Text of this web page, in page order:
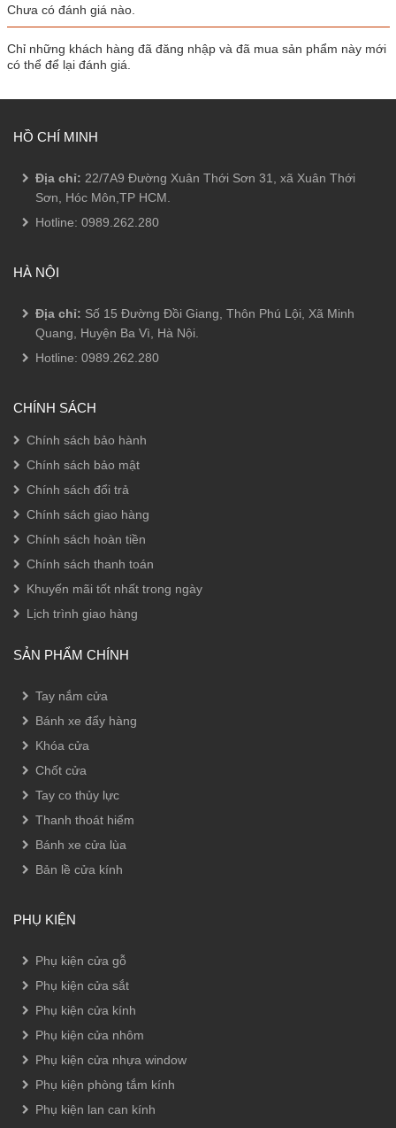
Chưa có đánh giá nào.
Chỉ những khách hàng đã đăng nhập và đã mua sản phẩm này mới
có thể để lại đánh giá.
HỒ CHÍ MINH
Địa chỉ: 22/7A9 Đường Xuân Thới Sơn 31, xã Xuân Thới
Sơn, Hóc Môn,TP HCM.
Hotline: 0989.262.280
HÀ NỘI
Địa chỉ: Số 15 Đường Đồi Giang, Thôn Phú Lội, Xã Minh
Quang, Huyện Ba Vì, Hà Nội.
Hotline: 0989.262.280
CHÍNH SÁCH
Chính sách bảo hành
Chính sách bảo mật
Chính sách đổi trả
Chính sách giao hàng
Chính sách hoàn tiền
Chính sách thanh toán
Khuyến mãi tốt nhất trong ngày
Lịch trình giao hàng
SẢN PHẨM CHÍNH
Tay nắm cửa
Bánh xe đẩy hàng
Khóa cửa
Chốt cửa
Tay co thủy lực
Thanh thoát hiểm
Bánh xe cửa lùa
Bản lề cửa kính
PHỤ KIỆN
Phụ kiện cửa gỗ
Phụ kiện cửa sắt
Phụ kiện cửa kính
Phụ kiện cửa nhôm
Phụ kiện cửa nhựa window
Phụ kiện phòng tắm kính
Phụ kiện lan can kính